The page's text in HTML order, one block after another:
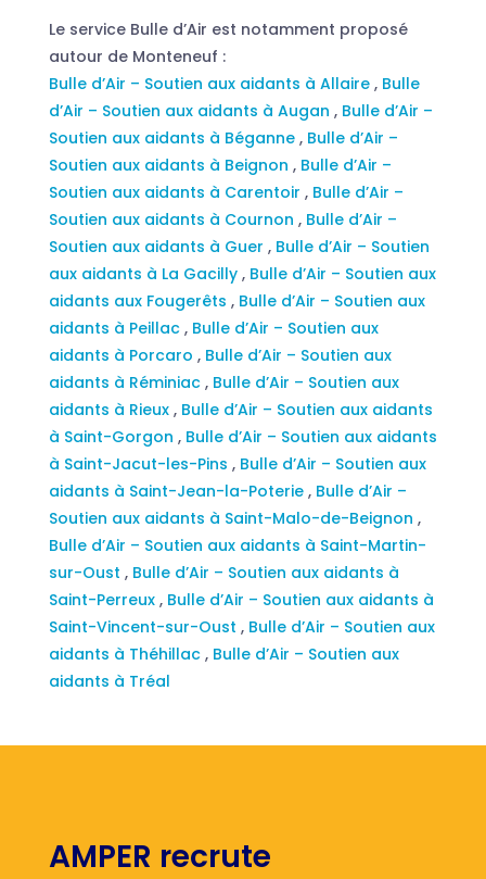
Le service Bulle d’Air est notamment proposé
autour de Monteneuf :
Bulle d’Air – Soutien aux aidants à Allaire , Bulle
d’Air – Soutien aux aidants à Augan , Bulle d’Air –
Soutien aux aidants à Béganne , Bulle d’Air –
Soutien aux aidants à Beignon , Bulle d’Air –
Soutien aux aidants à Carentoir , Bulle d’Air –
Soutien aux aidants à Cournon , Bulle d’Air –
Soutien aux aidants à Guer , Bulle d’Air – Soutien
aux aidants à La Gacilly , Bulle d’Air – Soutien aux
aidants aux Fougerêts , Bulle d’Air – Soutien aux
aidants à Peillac , Bulle d’Air – Soutien aux
aidants à Porcaro , Bulle d’Air – Soutien aux
aidants à Réminiac , Bulle d’Air – Soutien aux
aidants à Rieux , Bulle d’Air – Soutien aux aidants
à Saint-Gorgon , Bulle d’Air – Soutien aux aidants
à Saint-Jacut-les-Pins , Bulle d’Air – Soutien aux
aidants à Saint-Jean-la-Poterie , Bulle d’Air –
Soutien aux aidants à Saint-Malo-de-Beignon ,
Bulle d’Air – Soutien aux aidants à Saint-Martin-
sur-Oust , Bulle d’Air – Soutien aux aidants à
Saint-Perreux , Bulle d’Air – Soutien aux aidants à
Saint-Vincent-sur-Oust , Bulle d’Air – Soutien aux
aidants à Théhillac , Bulle d’Air – Soutien aux
aidants à Tréal
AMPER recrute